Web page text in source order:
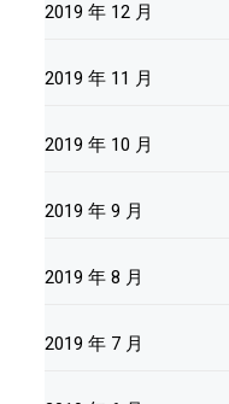
2019 年 12 月
2019 年 11 月
2019 年 10 月
2019 年 9 月
2019 年 8 月
2019 年 7 月